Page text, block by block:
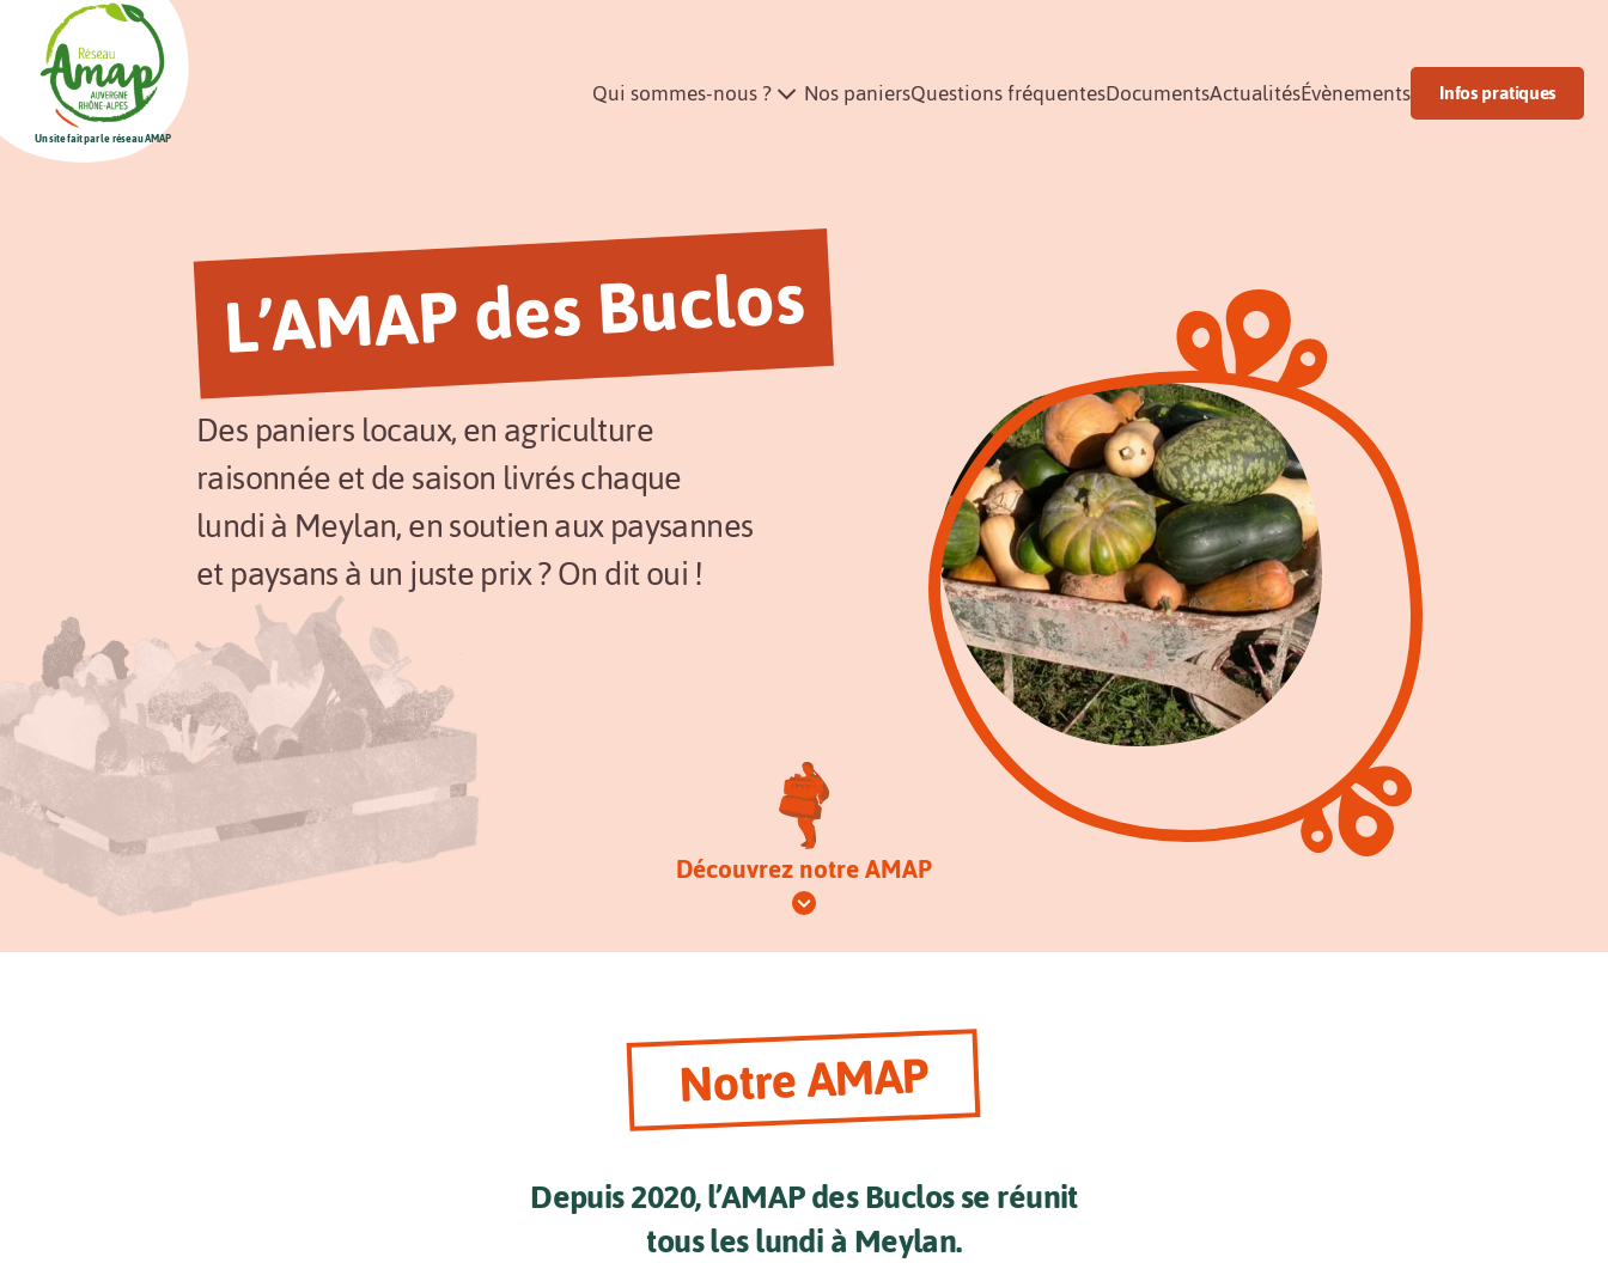
Un site fait par le réseau AMAP
Qui sommes-nous ? Nos paniersQuestions fréquentesDocumentsActualitésÉvènements Infos pratiques
L’AMAP des Buclos
Des paniers locaux, en agriculture
raisonnée et de saison livrés chaque
lundi à Meylan, en soutien aux paysannes
et paysans à un juste prix ? On dit oui !
Découvrez notre AMAP
Notre AMAP
Depuis 2020, l’AMAP des Buclos se réunit
tous les lundi à Meylan.